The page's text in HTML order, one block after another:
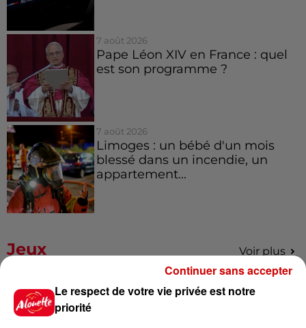
7 août 2026
Pape Léon XIV en France : quel
est son programme ?
7 août 2026
Limoges : un bébé d'un mois
blessé dans un incendie, un
appartement...
Jeux Voir plus
Gagnez vos places pour le
festival Marché Gourmand 2026
Le respect de votre vie privée est notre
priorité
Continuer sans accepter